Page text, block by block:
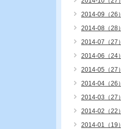
2014-09（26）
2014-08（28）
2014-07（27）
2014-06（24）
2014-05（27）
2014-04（26）
2014-03（27）
2014-02（22）
2014-01（19）